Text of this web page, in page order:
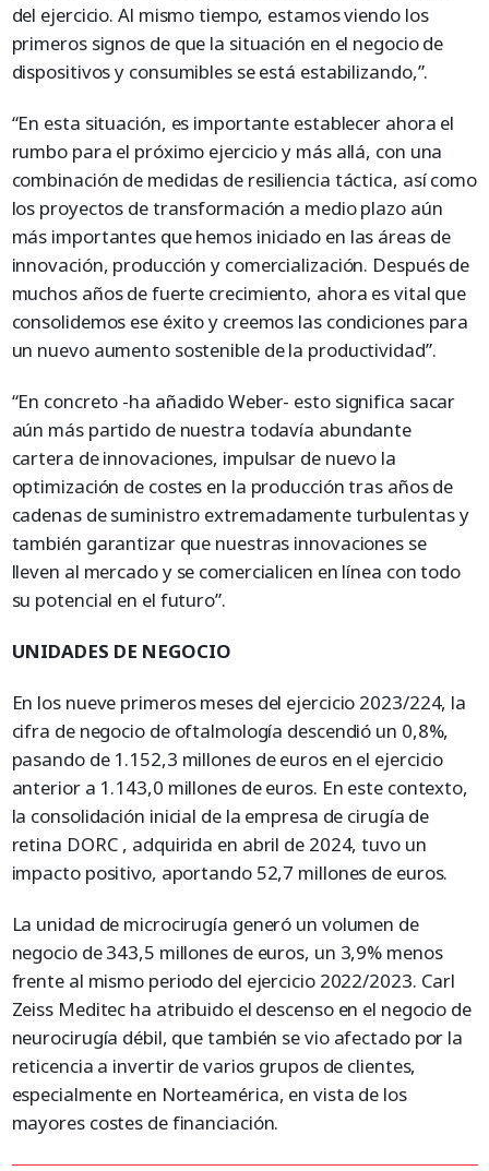
del ejercicio. Al mismo tiempo, estamos viendo los
primeros signos de que la situación en el negocio de
dispositivos y consumibles se está estabilizando,”.
“En esta situación, es importante establecer ahora el
rumbo para el próximo ejercicio y más allá, con una
combinación de medidas de resiliencia táctica, así como
los proyectos de transformación a medio plazo aún
más importantes que hemos iniciado en las áreas de
innovación, producción y comercialización. Después de
muchos años de fuerte crecimiento, ahora es vital que
consolidemos ese éxito y creemos las condiciones para
un nuevo aumento sostenible de la productividad”.
“En concreto -ha añadido Weber- esto significa sacar
aún más partido de nuestra todavía abundante
cartera de innovaciones, impulsar de nuevo la
optimización de costes en la producción tras años de
cadenas de suministro extremadamente turbulentas y
también garantizar que nuestras innovaciones se
lleven al mercado y se comercialicen en línea con todo
su potencial en el futuro”.
UNIDADES DE NEGOCIO
En los nueve primeros meses del ejercicio 2023/224, la
cifra de negocio de oftalmología descendió un 0,8%,
pasando de 1.152,3 millones de euros en el ejercicio
anterior a 1.143,0 millones de euros. En este contexto,
la consolidación inicial de la empresa de cirugía de
retina DORC , adquirida en abril de 2024, tuvo un
impacto positivo, aportando 52,7 millones de euros.
La unidad de microcirugía generó un volumen de
negocio de 343,5 millones de euros, un 3,9% menos
frente al mismo periodo del ejercicio 2022/2023. Carl
Zeiss Meditec ha atribuido el descenso en el negocio de
neurocirugía débil, que también se vio afectado por la
reticencia a invertir de varios grupos de clientes,
especialmente en Norteamérica, en vista de los
mayores costes de financiación.